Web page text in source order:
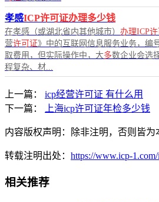
孝感ICP许可证办理多少钱
在孝感（或湖北省内其他城市） 办理ICP
营许可证》中的互联网信息服务业务，编
取费用，但实际操作中，大多数企业会选
程复杂、材...
上一篇：
icp经营许可证 有什么用
下一篇：
上海icp许可证年检多少钱
内容版权声明：除非注明，否则皆为
转载注明出处： https://www.icp-
相关推荐